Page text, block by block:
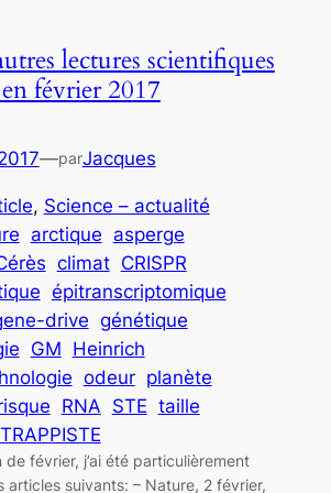
lectures scientifiques
en février 2017
—parJacques
, Science – actualité
arctique asperge
climat CRISPR
épitranscriptomique
drive génétique
GM Heinrich
odeur planète
RNA STE taille
TRAPPISTE
de février, j’ai été particulièrement
articles suivants: – Nature, 2 février,